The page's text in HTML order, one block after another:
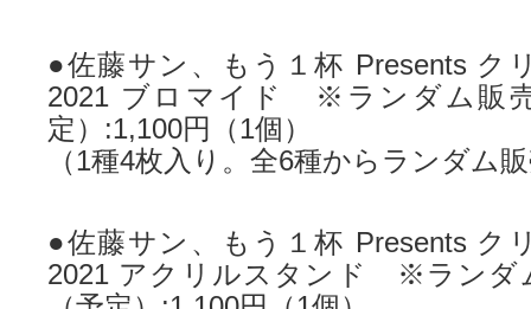
●佐藤サン、もう１杯 Presents ク
2021 ブロマイド ※ランダム販
定）:1,100円（1個）
（1種4枚入り。全6種からランダム
●佐藤サン、もう１杯 Presents ク
2021 アクリルスタンド ※ランダ